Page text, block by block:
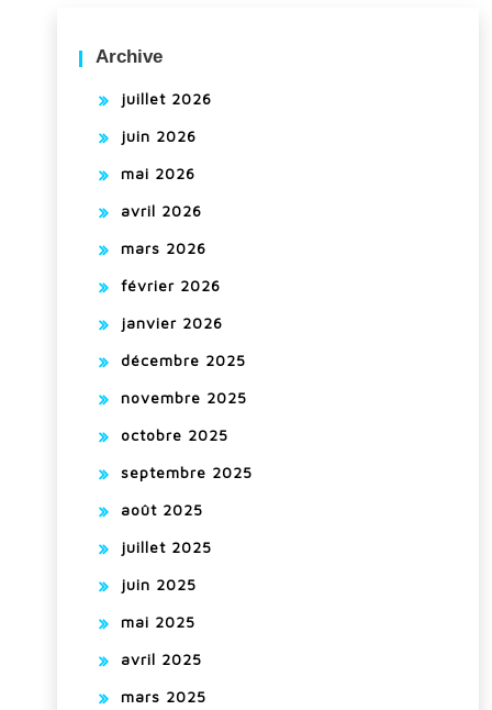
Archive
juillet 2026
juin 2026
mai 2026
avril 2026
mars 2026
février 2026
janvier 2026
décembre 2025
novembre 2025
octobre 2025
septembre 2025
août 2025
juillet 2025
juin 2025
mai 2025
avril 2025
mars 2025